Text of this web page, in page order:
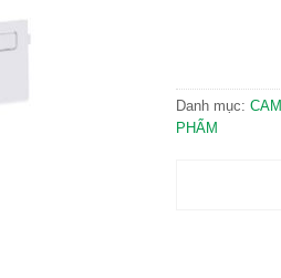
Danh mục:
PHẨM